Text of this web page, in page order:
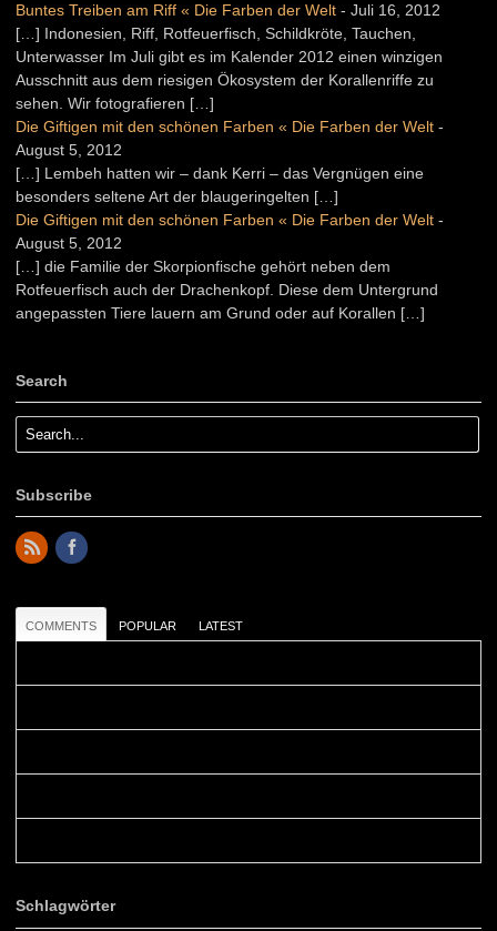
Buntes Treiben am Riff « Die Farben der Welt - Juli 16, 2012
[…] Indonesien, Riff, Rotfeuerfisch, Schildkröte, Tauchen,
Unterwasser Im Juli gibt es im Kalender 2012 einen winzigen
Ausschnitt aus dem riesigen Ökosystem der Korallenriffe zu
sehen. Wir fotografieren […]
Die Giftigen mit den schönen Farben « Die Farben der Welt -
August 5, 2012
[…] Lembeh hatten wir – dank Kerri – das Vergnügen eine
besonders seltene Art der blaugeringelten […]
Die Giftigen mit den schönen Farben « Die Farben der Welt -
August 5, 2012
[…] die Familie der Skorpionfische gehört neben dem
Rotfeuerfisch auch der Drachenkopf. Diese dem Untergrund
angepassten Tiere lauern am Grund oder auf Korallen […]
Search
Subscribe
COMMENTS POPULAR LATEST
Schlagwörter